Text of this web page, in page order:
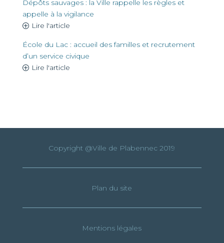
Dépôts sauvages : la Ville rappelle les règles et
appelle à la vigilance
Lire l'article
École du Lac : accueil des familles et recrutement
d’un service civique
Lire l'article
Copyright @Ville de Plabennec 2019
Plan du site
Mentions légales